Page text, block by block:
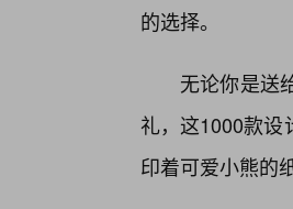
的选择。
无论你是送
礼，这1000款设
印着可爱小熊的